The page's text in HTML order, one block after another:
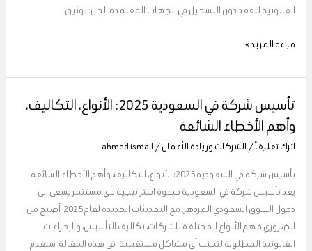
القانونية للعقد دون التسجيل في الجهات المعتمدة الحل: توثيق
لخسارة
قراءة المزيد »
تأسيس شركة في السعودية 2025: الأنواع، التكاليف،
وأهم الأخطاء الشائعة
اترك تعليقاً/ الشركات وريادة الأعمال/
ahmed ismail
تأسيس شركة في السعودية 2025: الأنواع، التكاليف، وأهم الأخطاء الشائعة
يعد تأسيس شركة في السعودية خطوة استراتيجية لأي مستثمر يسعى إلى
دخول السوق السعودي المزدهر. مع التحديثات الجديدة لعام 2025، أصبح من
الضروري فهم الأنواع المختلفة للشركات، تكاليف التأسيس، والإجراءات
القانونية المطلوبة لتجنب أي مشاكل مستقبلية. في هذه المقالة، سنقدم
تأسيس
شركة
في
السعودية
2025:
الأنواع،
التكاليف،
وأهم
الأخطاء